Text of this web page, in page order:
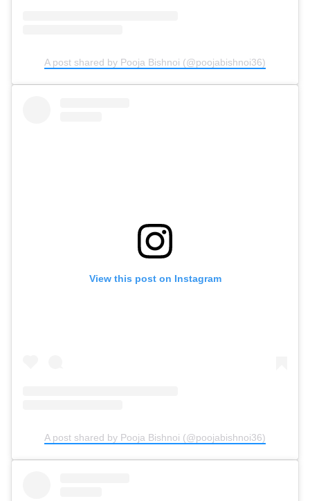
A post shared by Pooja Bishnoi (@poojabishnoi36)
View this post on Instagram
A post shared by Pooja Bishnoi (@poojabishnoi36)